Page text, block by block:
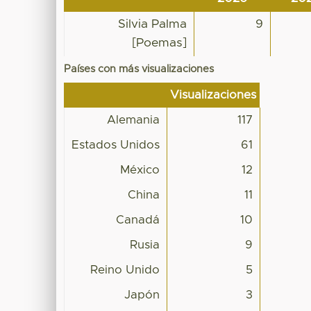
Silvia Palma
[Poemas]
9
Países con más visualizaciones
Visualizaciones
Alemania 117
Estados Unidos 61
México 12
China 11
Canadá 10
Rusia 9
Reino Unido 5
Japón 3